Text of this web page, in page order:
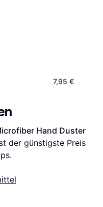
7,95 €
Hand Duster
der günstigste Preis